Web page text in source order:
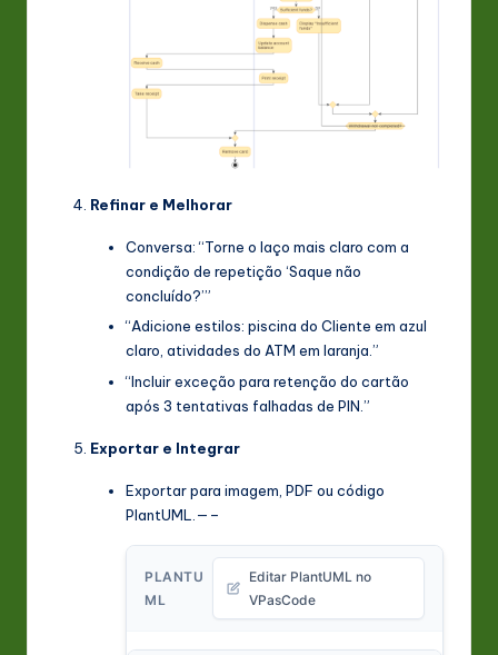
Refinar e Melhorar
Conversa: “Torne o laço mais claro com a
condição de repetição ‘Saque não
concluído?’”
“Adicione estilos: piscina do Cliente em azul
claro, atividades do ATM em laranja.”
“Incluir exceção para retenção do cartão
após 3 tentativas falhadas de PIN.”
Exportar e Integrar
Exportar para imagem, PDF ou código
PlantUML.—–
PLANTU
ML
Editar PlantUML no
VPasCode